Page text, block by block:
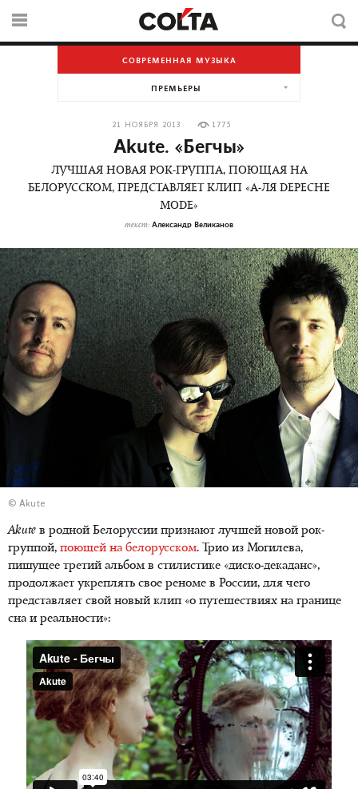
СОВРЕМЕННАЯ МУЗЫКА
ПРЕМЬЕРЫ
21 НОЯБРЯ 2013 1775
Akute. «Бегчы»
ЛУЧШАЯ НОВАЯ РОК-ГРУППА, ПОЮЩАЯ НА
БЕЛОРУССКОМ, ПРЕДСТАВЛЯЕТ КЛИП «А-ЛЯ DEPECHE
MODE»
текст: Александр Великанов
© Akute
Akute в родной Белоруссии признают лучшей новой рок-
группой, поющей на белорусском. Трио из Могилева,
пишущее третий альбом в стилистике «диско-декаданс»,
продолжает укреплять свое реноме в России, для чего
представляет свой новый клип «о путешествиях на границе
сна и реальности»: